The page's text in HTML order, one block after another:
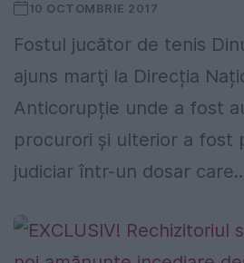
10 OCTOMBRIE 2017
Fostul jucător de tenis
ajuns marţi la Direcția
Anticorupție unde a fost
procurori şi ulterior a fost
judiciar într-un dosar